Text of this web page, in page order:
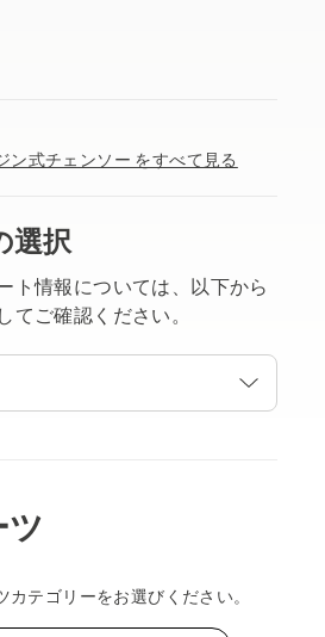
ン式チェンソー をすべて見る
選択
ト情報については、以下から
てご確認ください。
ツ
カテゴリーをお選びください。